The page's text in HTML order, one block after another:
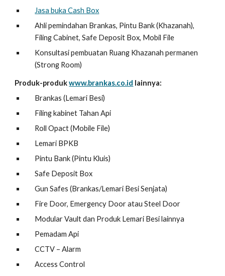
Jasa buka Cash Box
Ahli pemindahan Brankas, Pintu Bank (Khazanah),
Filing Cabinet, Safe Deposit Box, Mobil File
Konsultasi pembuatan Ruang Khazanah permanen
(Strong Room)
Produk-produkwww.brankas.co.id lainnya:
Brankas (Lemari Besi)
Filing kabinet Tahan Api
Roll Opact (Mobile File)
Lemari BPKB
Pintu Bank (Pintu Kluis)
Safe Deposit Box
Gun Safes (Brankas/Lemari Besi Senjata)
Fire Door, Emergency Door atau Steel Door
Modular Vault dan Produk Lemari Besi lainnya
Pemadam Api
CCTV – Alarm
Access Control